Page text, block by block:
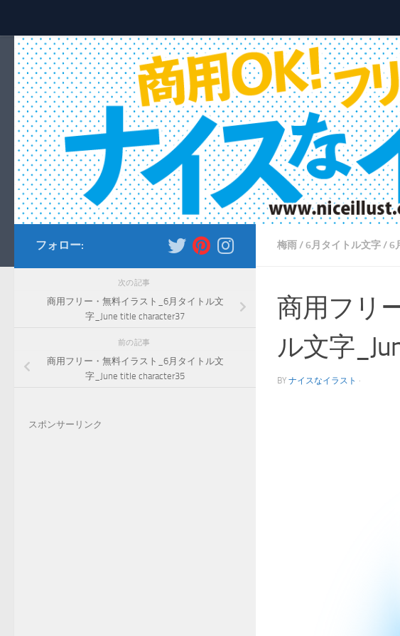
梅雨/6月タイトル文字/6
商用フリ
ル文字
BY ナイスなイラスト ·
フォロー:
次の記事
商用フリー・無料イラスト_6月タイトル文
字_June title character37
前の記事
商用フリー・無料イラスト_6月タイトル文
字_June title character35
スポンサーリンク